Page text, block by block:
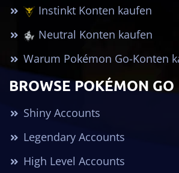
Instinkt Konten kaufen
Neutral Konten kaufen
Warum Pokémon Go-Konten
BROWSE POKÉMON GO
Shiny Accounts
Legendary Accounts
High Level Accounts